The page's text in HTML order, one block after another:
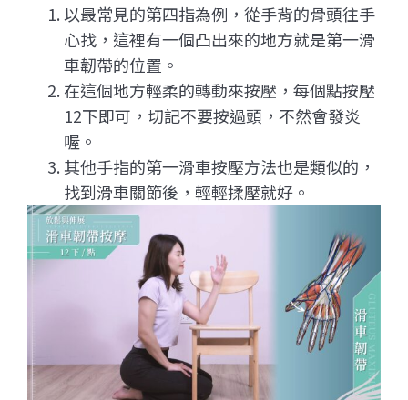
以最常見的第四指為例，從手背的骨頭往手
心找，這裡有一個凸出來的地方就是第一滑
車韌帶的位置。
在這個地方輕柔的轉動來按壓，每個點按壓
12下即可，切記不要按過頭，不然會發炎
喔。
其他手指的第一滑車按壓方法也是類似的，
找到滑車關節後，輕輕揉壓就好。